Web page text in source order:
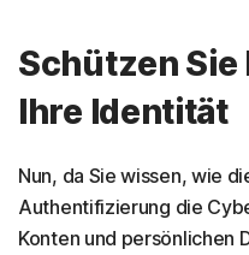
Schützen Sie
Ihre Identität
Nun, da Sie wissen, wie
Authentifizierung die
Konten und persönlichen